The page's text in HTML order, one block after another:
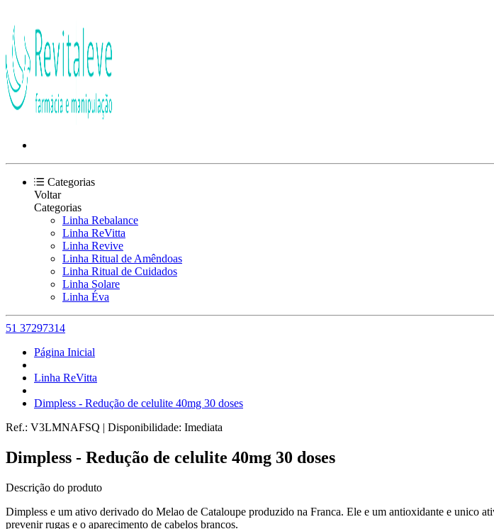
Categorias
Voltar
Categorias
Linha Rebalance
Linha ReVitta
Linha Revive
Linha Ritual de Amêndoas
Linha Ritual de Cuidados
Linha Solare
Linha Éva
51 37297314
Página Inicial
Linha ReVitta
Dimpless - Redução de celulite 40mg 30 doses
Ref.: V3LMNAFSQ | Disponibilidade: Imediata
Dimpless - Redução de celulite 40mg 30 doses
Descrição do produto
Dimpless e um ativo derivado do Melao de Cataloupe produzido na Franca. Ele e um antioxidante e unico
prevenir rugas e o aparecimento de cabelos brancos.